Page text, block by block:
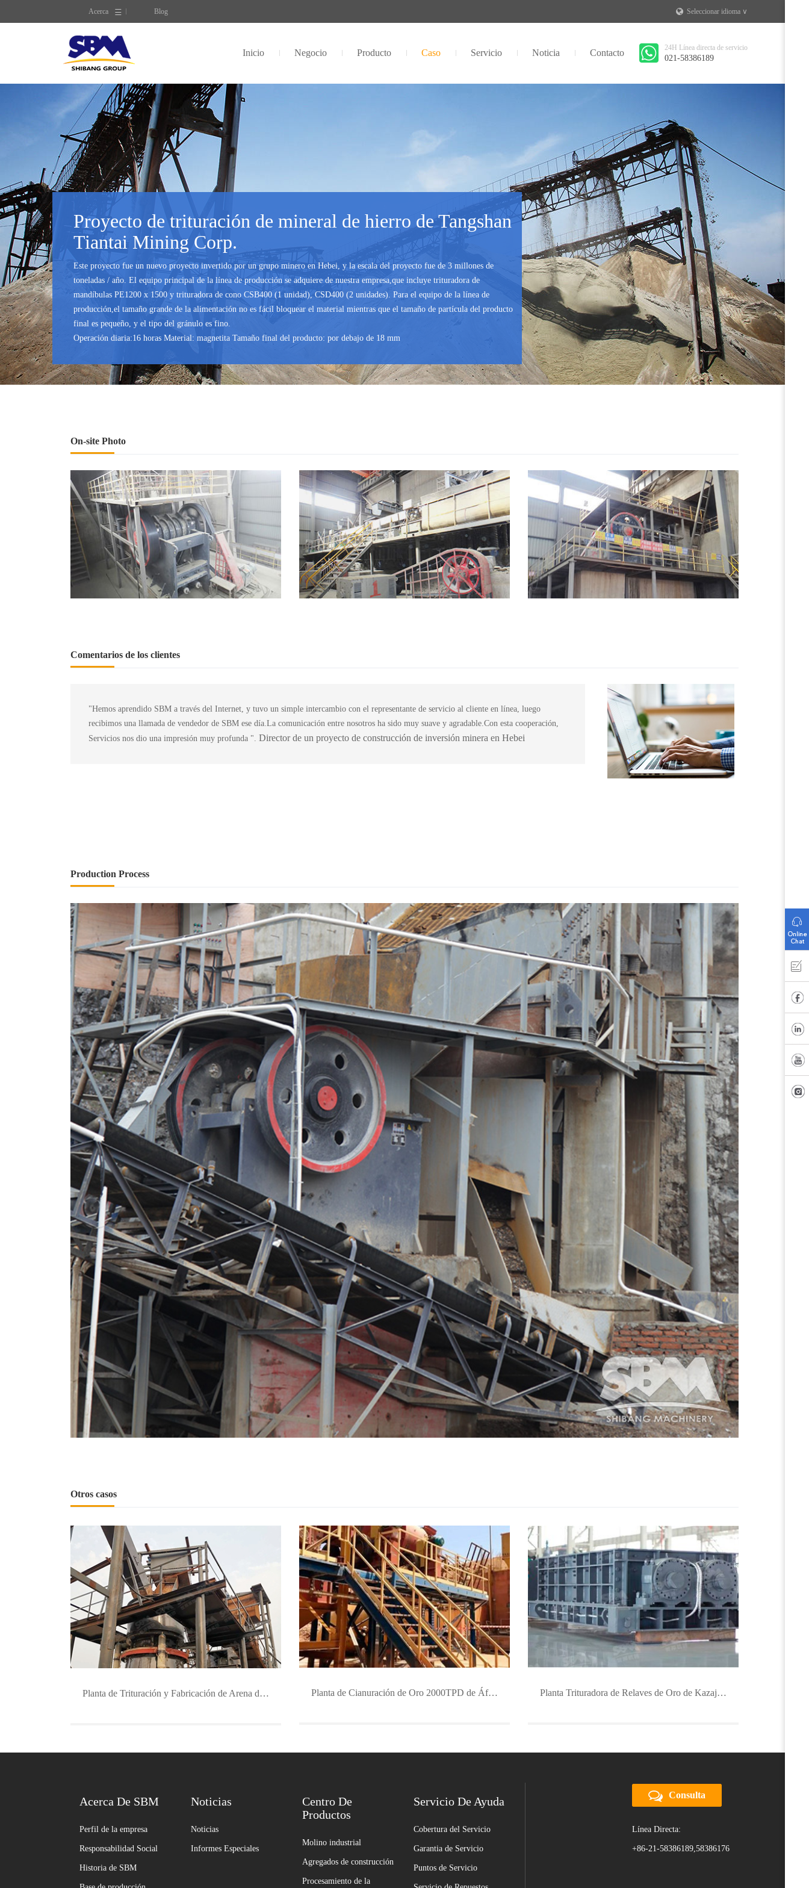
Seleccionar idioma ∨
Acerca Blog
Inicio Negocio Producto Caso Servicio Noticia Contacto 24H Línea directa de servicio
021-58386189
Proyecto de trituración de mineral de hierro de Tangshan
Tiantai Mining Corp.
Este proyecto fue un nuevo proyecto invertido por un grupo minero en Hebei, y la escala del proyecto fue de 3 millones de
toneladas / año. El equipo principal de la línea de producción se adquiere de nuestra empresa,que incluye trituradora de
mandíbulas PE1200 x 1500 y trituradora de cono CSB400 (1 unidad), CSD400 (2 unidades). Para el equipo de la línea de
producción,el tamaño grande de la alimentación no es fácil bloquear el material mientras que el tamaño de partícula del producto
final es pequeño, y el tipo del gránulo es fino.
Operación diaria:16 horas Material: magnetita Tamaño final del producto: por debajo de 18 mm
On-site Photo
Comentarios de los clientes
"Hemos aprendido SBM a través del Internet, y tuvo un simple intercambio con el representante de servicio al cliente en línea, luego
recibimos una llamada de vendedor de SBM ese día.La comunicación entre nosotros ha sido muy suave y agradable.Con esta cooperación,
Servicios nos dio una impresión muy profunda ". Director de un proyecto de construcción de inversión minera en Hebei
Production Process
Otros casos
Planta de Trituración y Fabricación de Arena de Feldespato de 300 TPH Planta de Cianuración de Oro 2000TPD de África Occident Planta Trituradora de Relaves de Oro de Kazajstán 450TPH
Acerca De SBM
Perfil de la empresa
Responsabilidad Social
Historia de SBM
Noticias
Noticias
Informes Especiales
Centro De
Productos
Molino industrial
Agregados de construcción
Procesamiento de la
Servicio De Ayuda
Cobertura del Servicio
Garantia de Servicio
Puntos de Servicio
Consulta
Línea Directa:
+86-21-58386189,58386176